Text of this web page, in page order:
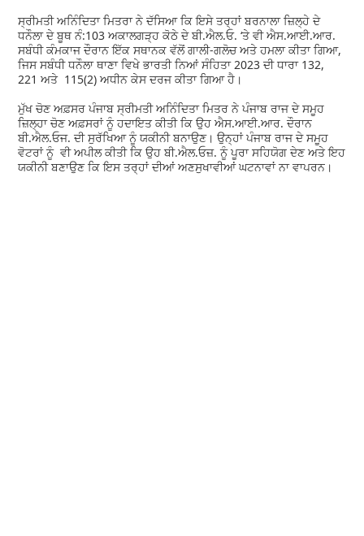
ਸ੍ਰੀਮਤੀ ਅਨਿੰਦਿਤਾ ਮਿਤਰਾ ਨੇ ਦੱਸਿਆ ਕਿ ਇਸੇ ਤਰ੍ਹਾਂ ਬਰਨਾਲਾ ਜ਼ਿਲ੍ਹੇ ਦੇ
ਧਨੌਲਾ ਦੇ ਬੂਥ ਨੰ:103 ਅਕਾਲਗੜ੍ਹ ਕੋਠੇ ਦੇ ਬੀ.ਐਲ.ਓ. ‘ਤੇ ਵੀ ਐਸ.ਆਈ.ਆਰ.
ਸਬੰਧੀ ਕੰਮਕਾਜ ਦੌਰਾਨ ਇੱਕ ਸਥਾਨਕ ਵੱਲੋਂ ਗਾਲੀ-ਗਲੋਚ ਅਤੇ ਹਮਲਾ ਕੀਤਾ ਗਿਆ,
ਜਿਸ ਸਬੰਧੀ ਧਨੌਲਾ ਥਾਣਾ ਵਿਖੇ ਭਾਰਤੀ ਨਿਆਂ ਸੰਹਿਤਾ 2023 ਦੀ ਧਾਰਾ 132,
221 ਅਤੇ 115(2) ਅਧੀਨ ਕੇਸ ਦਰਜ ਕੀਤਾ ਗਿਆ ਹੈ।
ਮੁੱਖ ਚੋਣ ਅਫ਼ਸਰ ਪੰਜਾਬ ਸ੍ਰੀਮਤੀ ਅਨਿੰਦਿਤਾ ਮਿਤਰ ਨੇ ਪੰਜਾਬ ਰਾਜ ਦੇ ਸਮੂਹ
ਜ਼ਿਲ੍ਹਾ ਚੋਣ ਅਫ਼ਸਰਾਂ ਨੂੰ ਹਦਾਇਤ ਕੀਤੀ ਕਿ ਉਹ ਐਸ.ਆਈ.ਆਰ. ਦੌਰਾਨ
ਬੀ.ਐਲ.ਓਜ. ਦੀ ਸੁਰੱਖਿਆ ਨੂੰ ਯਕੀਨੀ ਬਨਾਉਣ। ਉਨ੍ਹਾਂ ਪੰਜਾਬ ਰਾਜ ਦੇ ਸਮੂਹ
ਵੋਟਰਾਂ ਨੂੰ ਵੀ ਅਪੀਲ ਕੀਤੀ ਕਿ ਉਹ ਬੀ.ਐਲ.ਓਜ਼. ਨੂੰ ਪੂਰਾ ਸਹਿਯੋਗ ਦੇਣ ਅਤੇ ਇਹ
ਯਕੀਨੀ ਬਣਾਉਣ ਕਿ ਇਸ ਤਰ੍ਹਾਂ ਦੀਆਂ ਅਣਸੁਖਾਵੀਆਂ ਘਟਨਾਵਾਂ ਨਾ ਵਾਪਰਨ।